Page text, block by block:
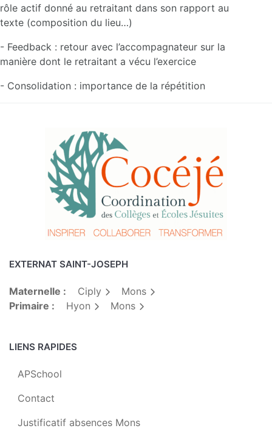
rôle actif donné au retraitant dans son rapport au
texte (composition du lieu…)
- Feedback : retour avec l’accompagnateur sur la
manière dont le retraitant a vécu l’exercice
- Consolidation : importance de la répétition
EXTERNAT SAINT-JOSEPH
Maternelle : Ciply
Mons
Primaire :
Hyon Mons
LIENS RAPIDES
APSchool
Contact
Justificatif absences Mons